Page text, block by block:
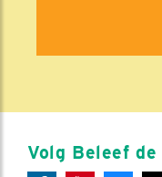
Volg Beleef